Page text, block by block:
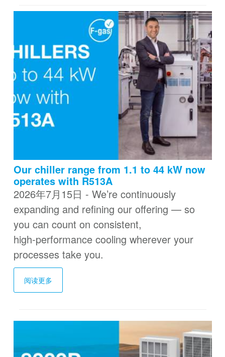
Our chiller range from 1.1 to 44 kW now
operates with R513A
2026年7月15日 - We’re continuously
expanding and refining our offering — so
you can count on consistent,
high‑performance cooling wherever your
processes take you.
阅读更多